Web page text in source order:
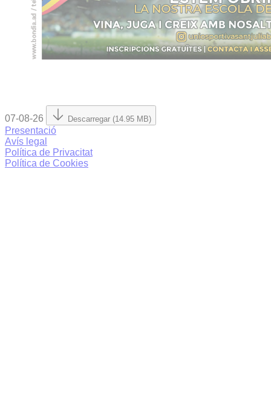
07-08-26 Descarregar (14.95 MB)
Presentació
Avís legal
Política de Privacitat
Política de Cookies